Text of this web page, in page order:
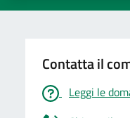
Contatta il
Leggi le